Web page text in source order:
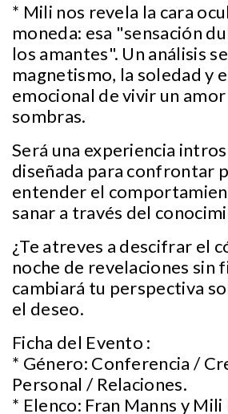
* Mili nos revela la cara
moneda: esa "sensación
los amantes". Un análisis
magnetismo, la soledad y
emocional de vivir un amor
sombras.
Será una experiencia
diseñada para confrontar
entender el
sanar a través del
¿Te atreves a descifrar el
noche de revelaciones sin
cambiará tu perspectiva
el deseo.
Ficha del Evento :
* Género: Conferencia /
Personal / Relaciones.
* Elenco: Fran Manns y